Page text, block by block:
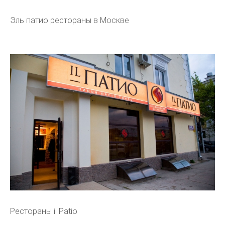
Эль патио рестораны в Москве
Рестораны il Patio